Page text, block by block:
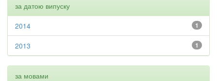
за датою випуску
1
2014
1
2013
за мовами